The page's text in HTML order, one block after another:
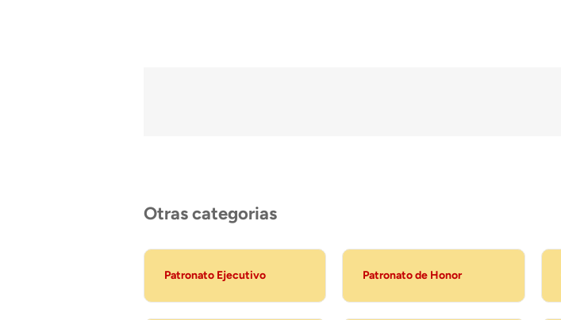
Otras categorias
Patronato Ejecutivo Patronato de Honor